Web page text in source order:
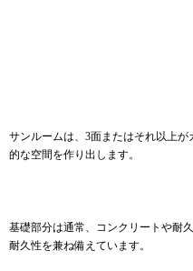
サンルームは、3面またはそれ以上
的な空間を作り出します。
基礎部分は通常、コンクリートや耐
耐久性を兼ね備えています。